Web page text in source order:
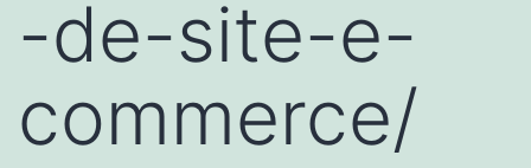
-de-site-e-
commerce/